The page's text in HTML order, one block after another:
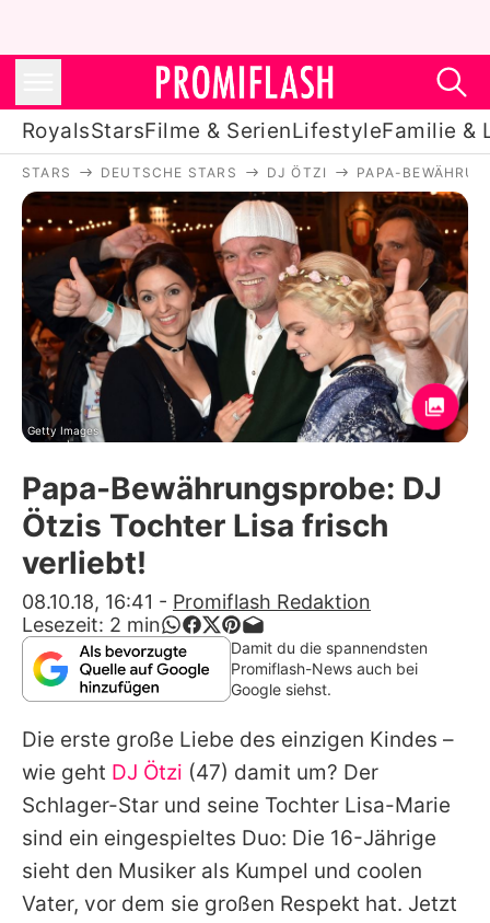
RoyalsStarsFilme & SerienLifestyleFamilie &
Royals
Stars
Filme & Serien
Lifestyle
Familie & Liebe
Promiflash Exklusiv
Alle Themen auf Promiflash
App runterladen
Team
Redaktionelle Richtlinien
Impressum
Datenschutzerklärung
Nutzungsbedingungen
Utiq verwalten
STARS DEUTSCHE STARS DJ ÖTZI PAPA-
Getty Images
Papa-Bewährungsprobe: DJ
Ötzis Tochter Lisa frisch
verliebt!
08.10.18, 16:41 - Promiflash Redaktion
Lesezeit: 2 min
Damit du die spannendsten
Promiflash-News auch bei
Google siehst.
Die erste große Liebe des einzigen Kindes –
wie geht DJ Ötzi (47) damit um? Der
Schlager-Star und seine Tochter Lisa-Marie
sind ein eingespieltes Duo: Die 16-Jährige
sieht den Musiker als Kumpel und coolen
Vater, vor dem sie großen Respekt hat. Jetzt